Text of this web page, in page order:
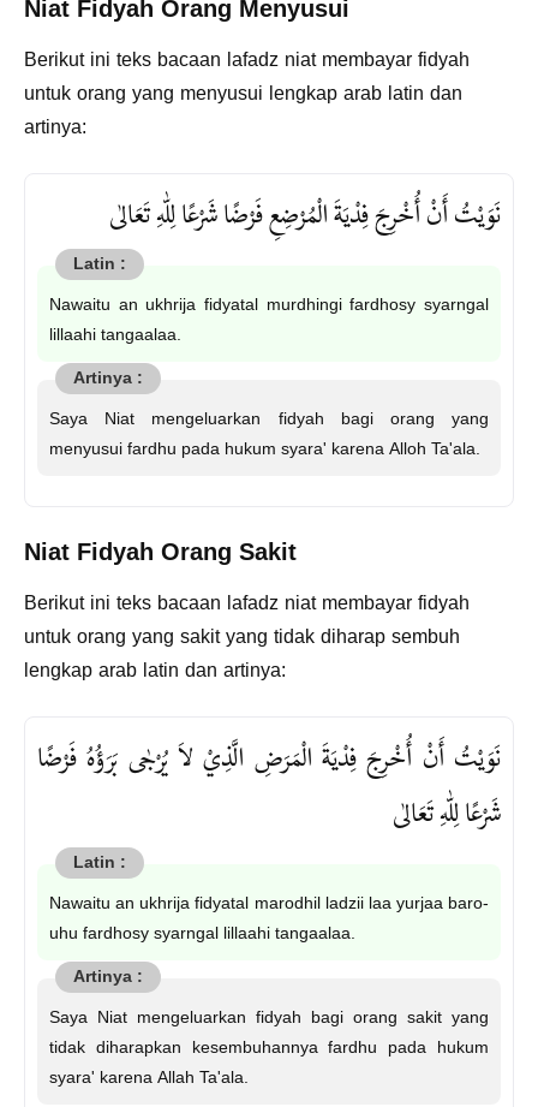
Niat Fidyah Orang Menyusui
Berikut ini teks bacaan lafadz niat membayar fidyah
untuk orang yang menyusui lengkap arab latin dan
artinya:
نَوَيْتُ أَنْ أُخْرِجَ فِدْيَةَ الْمُرْضِعِ فَرْضًا شَرْعًا لِلّٰهِ تَعَالٰى
Nawaitu an ukhrija fidyatal murdhingi fardhosy syarngal
lillaahi tangaalaa.
Saya Niat mengeluarkan fidyah bagi orang yang
menyusui fardhu pada hukum syara' karena Alloh Ta'ala.
Niat Fidyah Orang Sakit
Berikut ini teks bacaan lafadz niat membayar fidyah
untuk orang yang sakit yang tidak diharap sembuh
lengkap arab latin dan artinya:
نَوَيْتُ أَنْ أُخْرِجَ فِدْيَةَ الْمَرَضِ الَّذِيْ لاَ يُرْجٰى بَرَؤُهُ فَرْضًا
شَرْعًا لِلّٰهِ تَعَالٰى
Nawaitu an ukhrija fidyatal marodhil ladzii laa yurjaa baro-
uhu fardhosy syarngal lillaahi tangaalaa.
Saya Niat mengeluarkan fidyah bagi orang sakit yang
tidak diharapkan kesembuhannya fardhu pada hukum
syara' karena Allah Ta'ala.